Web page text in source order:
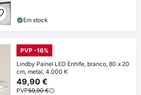
Em stock
PVP -16%
Lindby Painel LED Enhife, branco, 80 x 20
cm, metal, 4.000 K
49,90 €
PVP59,90 €